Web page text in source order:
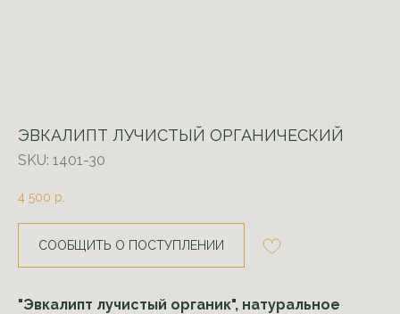
ЭВКАЛИПТ ЛУЧИСТЫЙ ОРГАНИЧЕСКИЙ
SKU: 1401-30
4 500 р.
СООБЩИТЬ О ПОСТУПЛЕНИИ
"Эвкалипт лучистый органик", натуральное